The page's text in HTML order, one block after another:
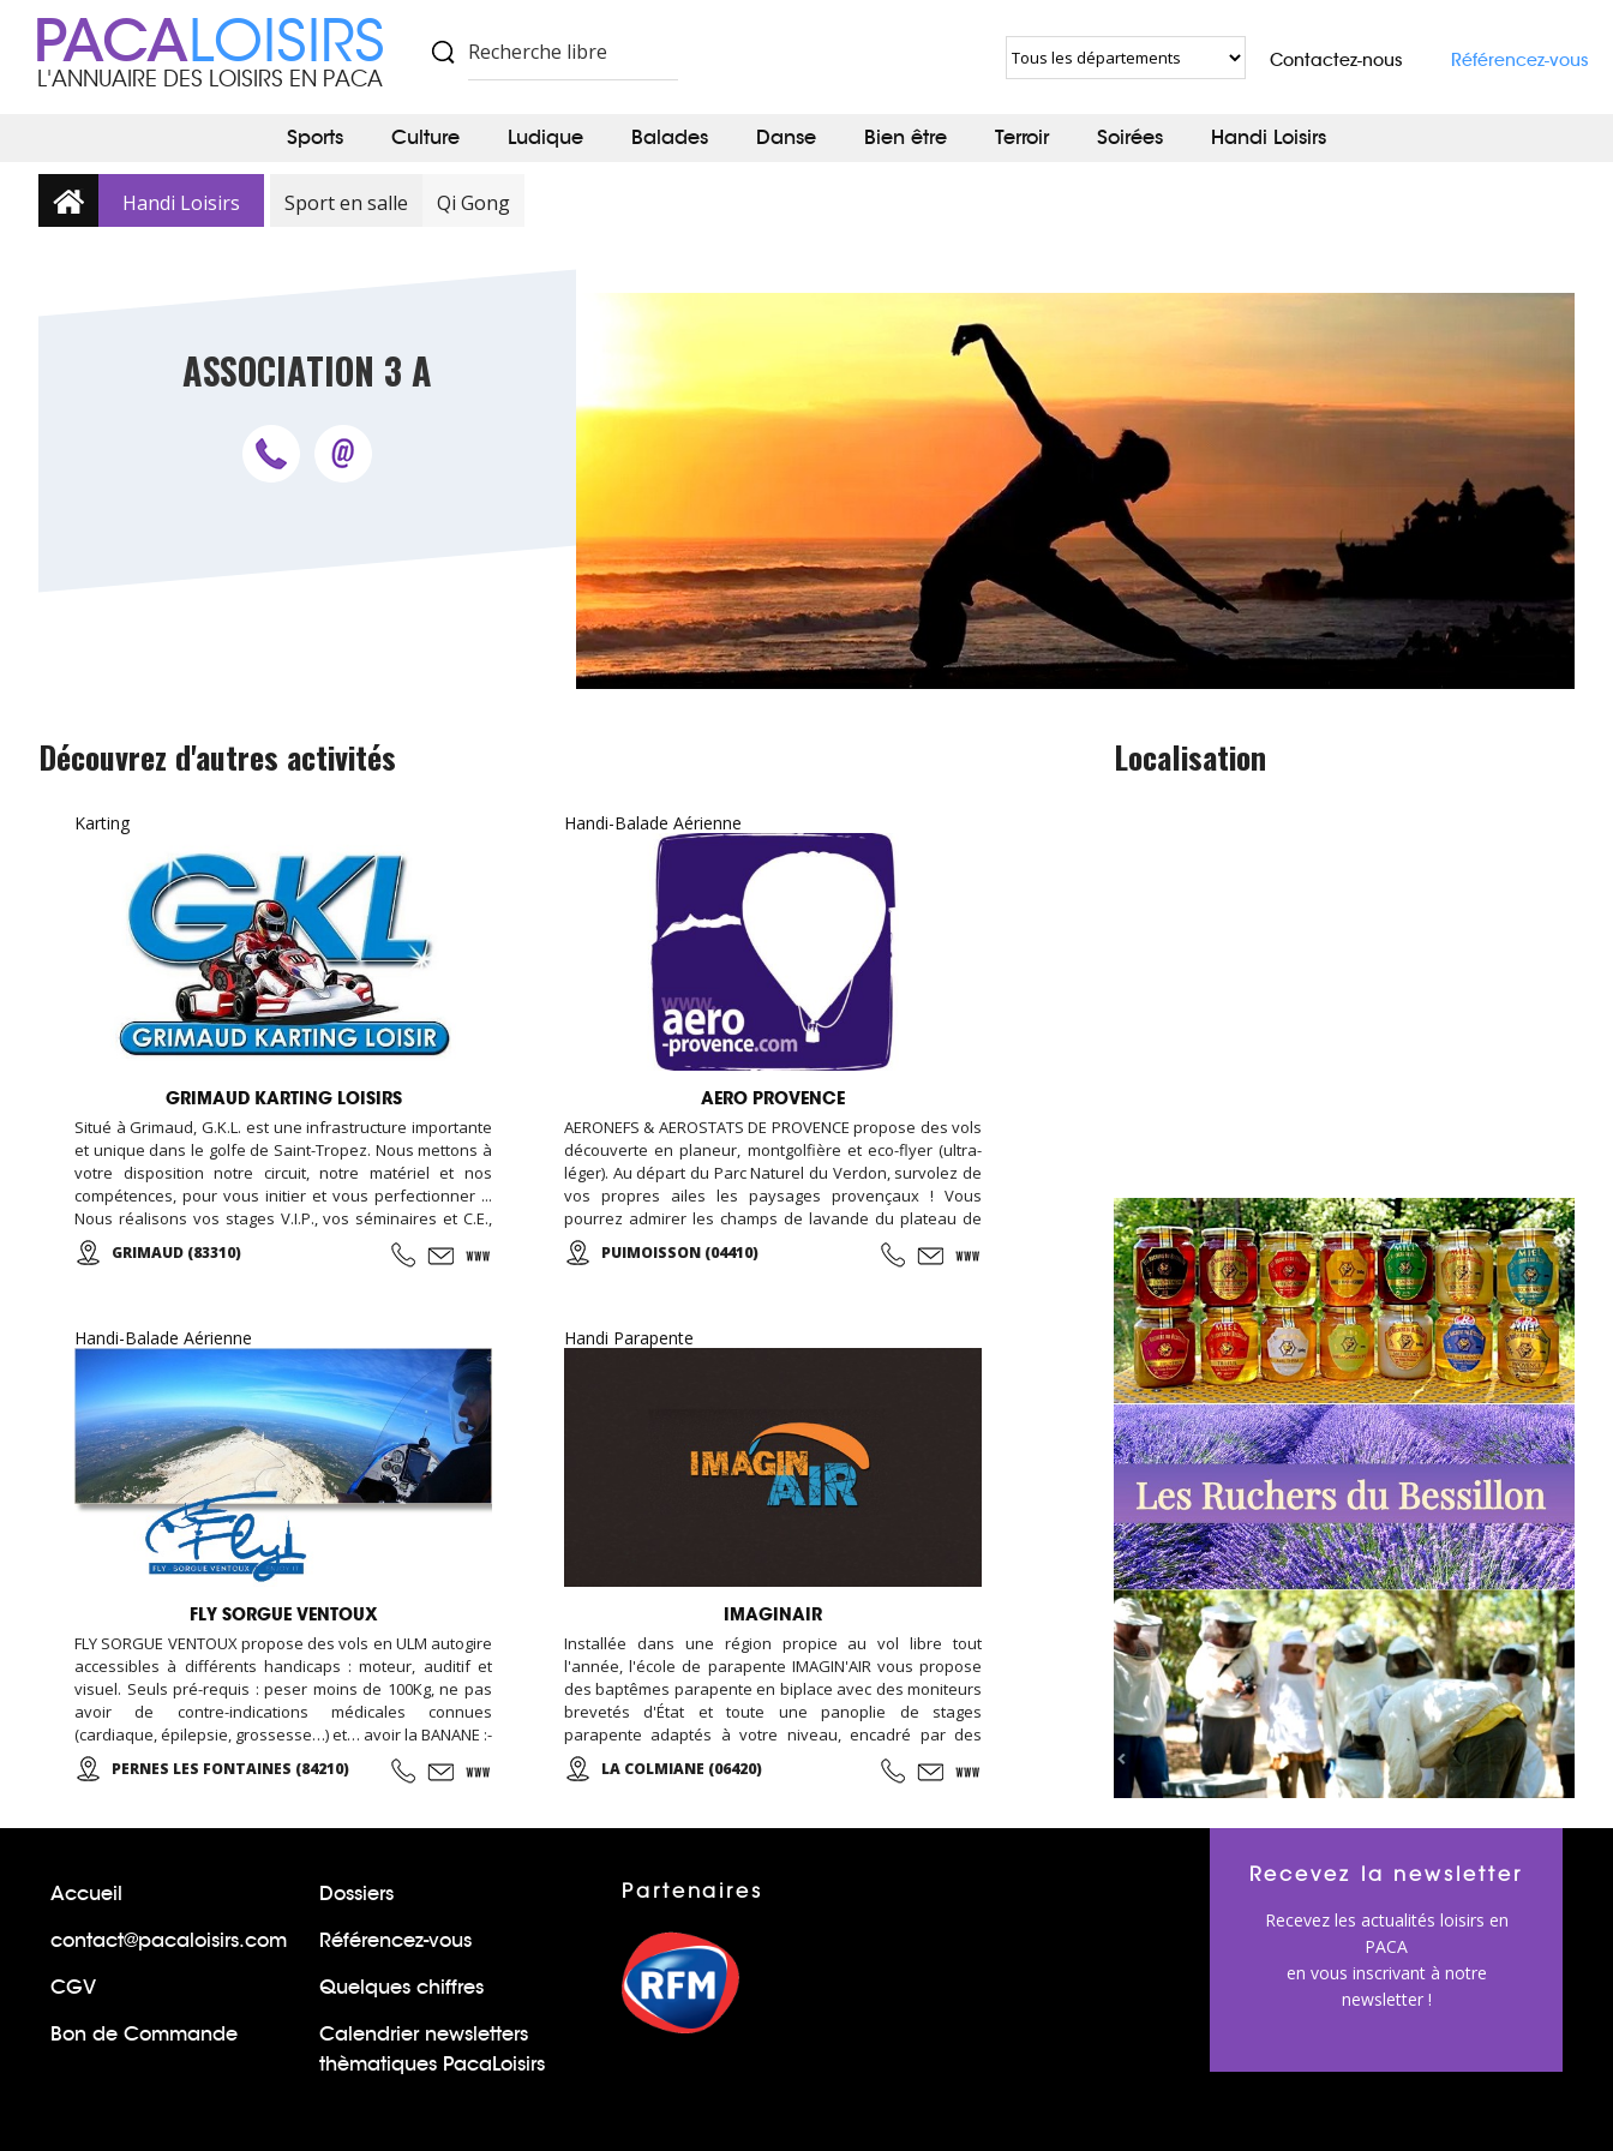
PACALOISIRS
L'ANNUAIRE DES LOISIRS EN PACA
Contactez-nous Référencez-vous
Sports Culture Ludique Balades Danse Bien être Terroir Soirées Handi Loisirs
Handi Loisirs Sport en salle Qi Gong
ASSOCIATION 3 A
Découvrez d'autres activités
Karting
GRIMAUD KARTING LOISIRS
Situé à Grimaud, G.K.L. est une infrastructure importante
et unique dans le golfe de Saint-Tropez. Nous mettons à
votre disposition notre circuit, notre matériel et nos
compétences, pour vous initier et vous perfectionner ...
Nous réalisons vos stages V.I.P., vos séminaires et C.E.,
vos formules week-end... Encadré par notre équipe de
passionnés vous participerez aux courses d'endurance,
GRIMAUD (83310)
Handi-Balade Aérienne
AERO PROVENCE
AERONEFS & AEROSTATS DE PROVENCE propose des vols
découverte en planeur, montgolfière et eco-flyer (ultra-
léger). Au départ du Parc Naturel du Verdon, survolez de
vos propres ailes les paysages provençaux ! Vous
pourrez admirer les champs de lavande du plateau de
Valensole, le lac Sainte-Croix ou les gorges du Verdon
tout en apercevant les Alpes se dessiner à l’horizon… A
PUIMOISSON (04410)
Handi-Balade Aérienne
FLY SORGUE VENTOUX
FLY SORGUE VENTOUX propose des vols en ULM autogire
accessibles à différents handicaps : moteur, auditif et
visuel. Seuls pré-requis : peser moins de 100Kg, ne pas
avoir de contre-indications médicales connues
(cardiaque, épilepsie, grossesse…) et… avoir la BANANE :-
D Sensations assurées : liberté, légèreté, air,
panoramas… ! Plusieurs circuits et vidéo souvenir
!
PERNES LES FONTAINES (84210)
Handi Parapente
IMAGINAIR
Installée dans une région propice au vol libre tout
l'année, l'école de parapente IMAGIN'AIR vous propose
des baptêmes parapente en biplace avec des moniteurs
brevetés d'État et toute une panoplie de stages
parapente adaptés à votre niveau, encadré par des
moniteurs diplômés et à votre écoute. De la Colmiane à
Roquebrune Cap Martin, en passant par l'Italie, une
maximum de plaisir tout au long de votre séjour...
LA COLMIANE (06420)
Localisation
Accueil
Dossiers
contact@pacaloisirs.com
Référencez-vous
CGV
Quelques chiffres
Bon de Commande
Calendrier newsletters
thèmatiques PacaLoisirs
Partenaires
Recevez la newsletter
Recevez les actualités loisirs en
PACA
en vous inscrivant à notre
newsletter !